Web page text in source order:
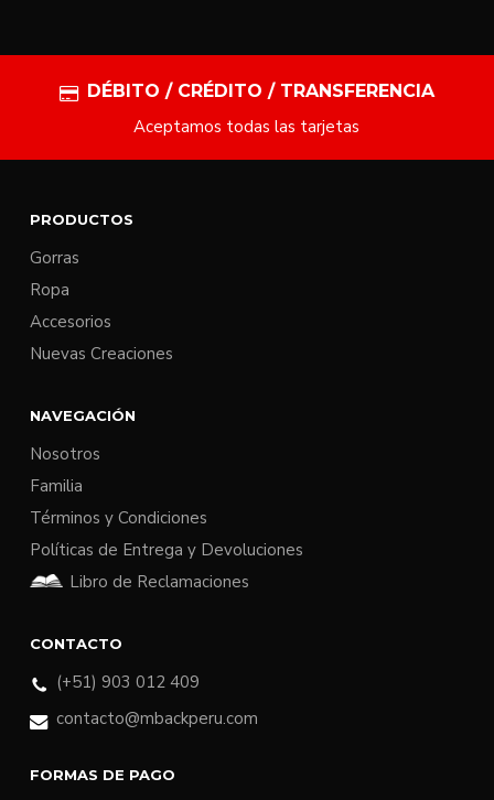
DÉBITO / CRÉDITO / TRANSFERENCIA
Aceptamos todas las tarjetas
PRODUCTOS
Gorras
Ropa
Accesorios
Nuevas Creaciones
NAVEGACIÓN
Nosotros
Familia
Términos y Condiciones
Políticas de Entrega y Devoluciones
Libro de Reclamaciones
CONTACTO
(+51) 903 012 409
contacto@mbackperu.com
FORMAS DE PAGO